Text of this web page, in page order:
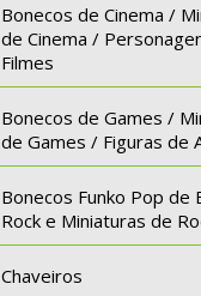
Bonecos de Cinema /
de Cinema /
Filmes
Bonecos de Games /
de Games / Figuras de
Bonecos Funko Pop de
Rock e Miniaturas de
Chaveiros